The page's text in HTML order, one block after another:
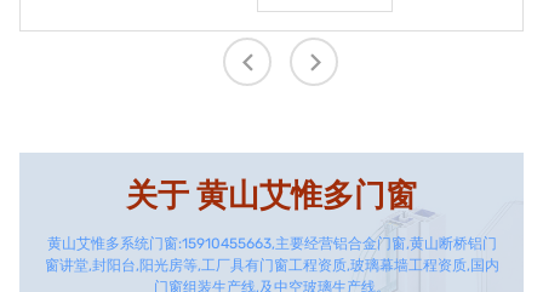
关于黄山艾惟多门窗
黄山艾惟多系统门窗:15910455663,主要经营铝合金门窗,黄山断桥铝门
窗讲堂,封阳台,阳光房等,工厂具有门窗工程资质,玻璃幕墙工程资质,国内
门窗组装生产线,及中空玻璃生产线。